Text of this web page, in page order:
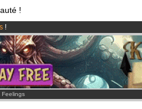
!
!
mois !Clique ici pour t'abonner
Feelings